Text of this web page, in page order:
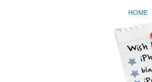
HOME